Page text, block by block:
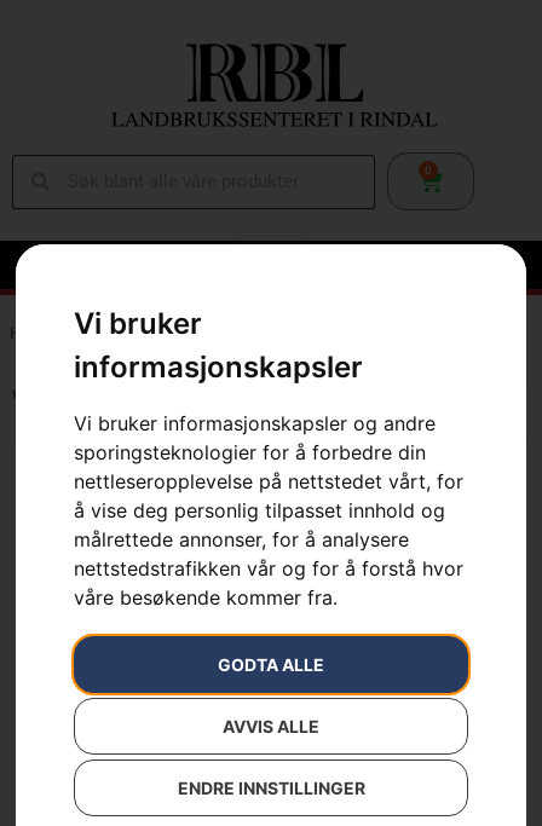
Vi bruker
informasjonskapsler
Vi bruker informasjonskapsler og andre
sporingsteknologier for å forbedre din
nettleseropplevelse på nettstedet vårt, for
å vise deg personlig tilpasset innhold og
målrettede annonser, for å analysere
nettstedstrafikken vår og for å forstå hvor
våre besøkende kommer fra.
GODTA ALLE
AVVIS ALLE
ENDRE INNSTILLINGER
0
Hem Webbutikk»Sko & Klær
Viser 1–20 av 75 resultater
Handske, Functional
Light Non-slip
Handske, Technical light
299kr
Les mer